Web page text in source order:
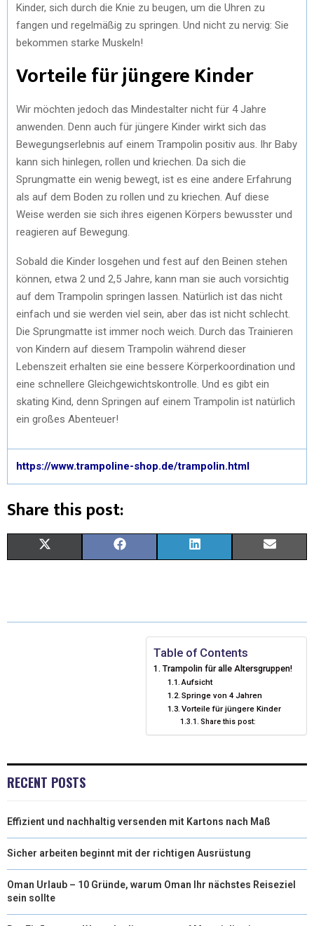
Kinder, sich durch die Knie zu beugen, um die Uhren zu
fangen und regelmäßig zu springen. Und nicht zu nervig: Sie
bekommen starke Muskeln!
Vorteile für jüngere Kinder
Wir möchten jedoch das Mindestalter nicht für 4 Jahre
anwenden. Denn auch für jüngere Kinder wirkt sich das
Bewegungserlebnis auf einem Trampolin positiv aus. Ihr Baby
kann sich hinlegen, rollen und kriechen. Da sich die
Sprungmatte ein wenig bewegt, ist es eine andere Erfahrung
als auf dem Boden zu rollen und zu kriechen. Auf diese
Weise werden sie sich ihres eigenen Körpers bewusster und
reagieren auf Bewegung.
Sobald die Kinder losgehen und fest auf den Beinen stehen
können, etwa 2 und 2,5 Jahre, kann man sie auch vorsichtig
auf dem Trampolin springen lassen. Natürlich ist das nicht
einfach und sie werden viel sein, aber das ist nicht schlecht.
Die Sprungmatte ist immer noch weich. Durch das Trainieren
von Kindern auf diesem Trampolin während dieser
Lebenszeit erhalten sie eine bessere Körperkoordination und
eine schnellere Gleichgewichtskontrolle. Und es gibt ein
skating Kind, denn Springen auf einem Trampolin ist natürlich
ein großes Abenteuer!
https://www.trampoline-shop.de/trampolin.html
Share this post:
W E K
E
D
I
N
I
Table of Contents
Trampolin für alle Altersgruppen!
Aufsicht
Springe von 4 Jahren
Vorteile für jüngere Kinder
Share this post:
RECENT POSTS
Effizient und nachhaltig versenden mit Kartons nach Maß
Sicher arbeiten beginnt mit der richtigen Ausrüstung
Oman Urlaub – 10 Gründe, warum Oman Ihr nächstes Reiseziel
sein sollte